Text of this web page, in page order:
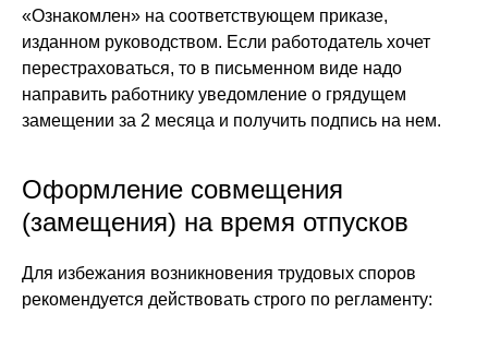
«Ознакомлен» на соответствующем приказе,
изданном руководством. Если работодатель хочет
перестраховаться, то в письменном виде надо
направить работнику уведомление о грядущем
замещении за 2 месяца и получить подпись на нем.
Оформление совмещения
(замещения) на время отпусков
Для избежания возникновения трудовых споров
рекомендуется действовать строго по регламенту: